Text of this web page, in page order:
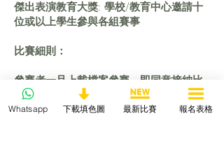
傑出表演教育大獎: 學校/教育中心邀請十
位或以上學生參與各組賽事
比賽細則：
參賽者一旦上載檔案參賽，即同意接納比
賽的所有條款及細則。如主辦機構相信有
任何違反比賽相關條款及細則的行為,將保
Whatsapp 下載填色圖 最新比賽 報名表格